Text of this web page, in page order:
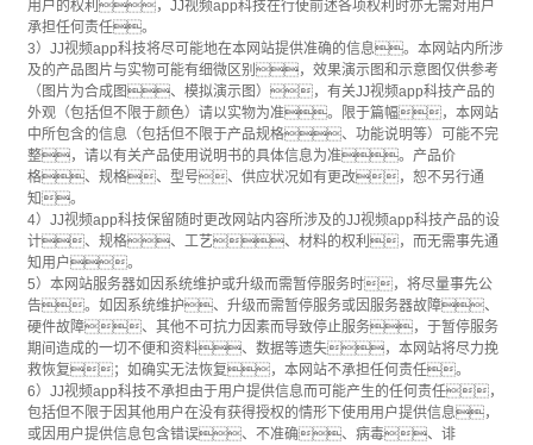
用户的权利，JJ视频app科技在行使前述各项权利时亦无需对用户
承担任何责任。
3）JJ视频app科技将尽可能地在本网站提供准确的信息。本网站内所涉
及的产品图片与实物可能有细微区别，效果演示图和示意图仅供参考
（图片为合成图、模拟演示图），有关JJ视频app科技产品的
外观（包括但不限于颜色）请以实物为准。限于篇幅，本网站
中所包含的信息（包括但不限于产品规格、功能说明等）可能不完
整，请以有关产品使用说明书的具体信息为准。产品价
格、规格、型号、供应状况如有更改，恕不另行通
知。
4）JJ视频app科技保留随时更改网站内容所涉及的JJ视频app科技产品的设
计、规格、工艺、材料的权利，而无需事先通
知用户。
5）本网站服务器如因系统维护或升级而需暂停服务时，将尽量事先公
告。如因系统维护、升级而需暂停服务或因服务器故障、
硬件故障、其他不可抗力因素而导致停止服务，于暂停服务
期间造成的一切不便和资料、数据等遗失，本网站将尽力挽
救恢复；如确实无法恢复，本网站不承担任何责任。
6）JJ视频app科技不承担由于用户提供信息而可能产生的任何责任，
包括但不限于因其他用户在没有获得授权的情形下使用用户提供信息，
或因用户提供信息包含错误、不准确、病毒、诽